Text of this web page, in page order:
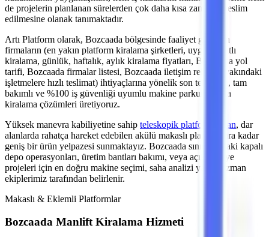
de projelerin planlanan sürelerden çok daha kısa zamanda teslim
edilmesine olanak tanımaktadır.
Artı Platform olarak, Bozcaada bölgesinde faaliyet gösteren
firmaların (en yakın platform kiralama şirketleri, uygun fiyatlı
kiralama, günlük, haftalık, aylık kiralama fiyatları, Bozcaada yol
tarifi, Bozcaada firmalar listesi, Bozcaada iletişim rehberi, yakındaki
işletmelere hızlı teslimat) ihtiyaçlarına yönelik son teknoloji, tam
bakımlı ve %100 iş güvenliği uyumlu makine parkurumuzla
kiralama çözümleri üretiyoruz.
Yüksek manevra kabiliyetine sahip teleskopik platformlardan, dar
alanlarda rahatça hareket edebilen akülü makaslı platformlara kadar
geniş bir ürün yelpazesi sunmaktayız. Bozcaada sınırlarındaki kapalı
depo operasyonları, üretim bantları bakımı, veya açık şantiye
projeleri için en doğru makine seçimi, saha analizi yapan uzman
ekiplerimiz tarafından belirlenir.
Makaslı & Eklemli Platformlar
Bozcaada Manlift Kiralama Hizmeti